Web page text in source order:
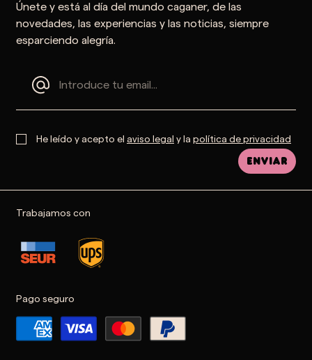
Únete y está al día del mundo caganer, de las
novedades, las experiencias y las noticias, siempre
esparciendo alegría.
He leído y acepto el aviso legal y la política de privacidad
Enviar
Trabajamos con
Pago seguro